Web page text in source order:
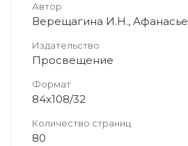
Автор
Верещагина И.Н., Афанасье
Издательство
Просвещение
Формат
84x108/32
Количество страниц
80